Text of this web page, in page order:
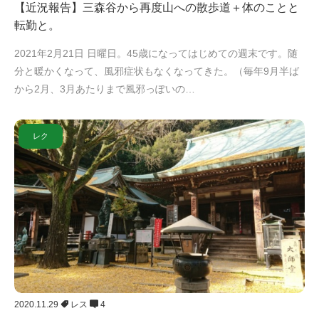
【近況報告】三森谷から再度山への散歩道＋体のことと
転勤と。
2021年2月21日 日曜日。45歳になってはじめての週末です。随
分と暖かくなって、風邪症状もなくなってきた。（毎年9月半ば
から2月、3月あたりまで風邪っぽいの…
レク
2020.11.29 レス 4